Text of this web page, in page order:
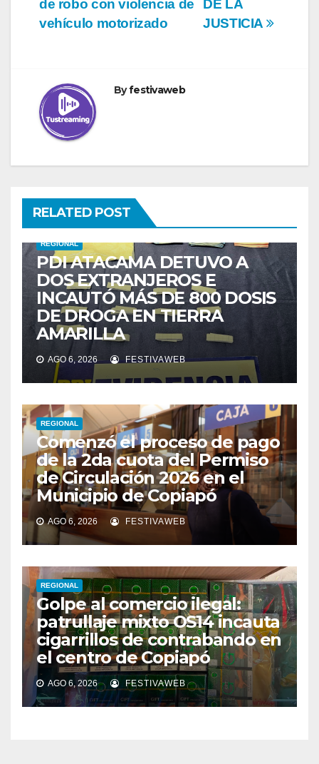
DE LA
JUSTICIA
de robo con violencia de
vehículo motorizado
Byfestivaweb
RELATED POST
REGIONAL
PDI ATACAMA DETUVO A
DOS EXTRANJEROS E
INCAUTÓ MÁS DE 800 DOSIS
DE DROGA EN TIERRA
AMARILLA
AGO 6, 2026 FESTIVAWEB
REGIONAL
Comenzó el proceso de pago
de la 2da cuota del Permiso
de Circulación 2026 en el
Municipio de Copiapó
AGO 6, 2026 FESTIVAWEB
REGIONAL
Golpe al comercio ilegal:
patrullaje mixto OS14 incauta
cigarrillos de contrabando en
el centro de Copiapó
AGO 6, 2026 FESTIVAWEB